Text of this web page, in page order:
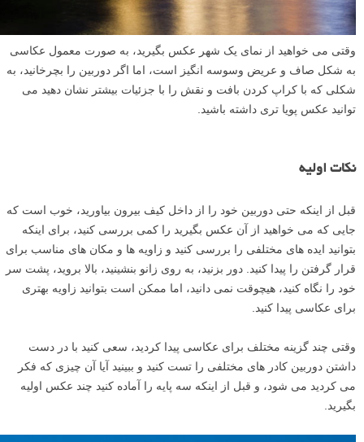
وقتی می خواهید از نمای یک شهر عکس بگیرید، به صورت معمول عکاسی
به شکل صاف و عریض وسوسه انگیز است، اما اگر دوربین را بچرخانید، به
شکلی که با کراپ کردن بافت و نقش را با جزئیات بیشتر نشان دهید می
توانید عکس پویا تری داشته باشید.
نکات اولیه
قبل از اینکه حتی دوربین خود را از داخل کیف بیرون بیاورید، خوب است که
جایی که می خواهید از آن عکس بگیرید را کمی بررسی کنید، برای اینکه
بتوانید ایده های مختلفی را بررسی کنید و زاویه ها و مکان های مناسب برای
قرار گرفتن را پیدا کنید. دور بزنید، به روی زانو بنشینید، بالا بروید، پشت سر
خود را نگاه کنید، هیچوقت نمی دانید، اما ممکن است بتوانید زاویه بهتری
برای عکاسی پیدا کنید.
وقتی چند گزینه مختلف برای عکاسی پیدا کردید، سعی کنید با در دست
داشتن دوربین کادر های مختلفی را تست کنید و ببینید آیا آن چیزی که فکر
می کردید می شود، و قبل از اینکه سه پایه را آماده کنید چند عکس اولیه
بگیرید.